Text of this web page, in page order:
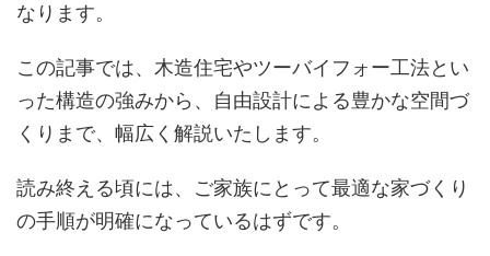
なります。
この記事では、木造住宅やツーバイフォー工法とい
った構造の強みから、自由設計による豊かな空間づ
くりまで、幅広く解説いたします。
読み終える頃には、ご家族にとって最適な家づくり
の手順が明確になっているはずです。